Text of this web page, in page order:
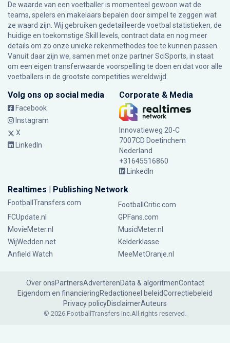
De waarde van een voetballer is momenteel gewoon wat de
teams, spelers en makelaars bepalen door simpel te zeggen wat
ze waard zijn. Wij gebruiken gedetailleerde voetbal statistieken, de
huidige en toekomstige Skill levels, contract data en nog meer
details om zo onze unieke rekenmethodes toe te kunnen passen.
Vanuit daar zijn we, samen met onze partner SciSports, in staat
om een eigen transferwaarde voorspelling te doen en dat voor alle
voetballers in de grootste competities wereldwijd.
Volg ons op social media
Facebook
Instagram
X
LinkedIn
Corporate & Media
Innovatieweg 20-C
7007CD Doetinchem
Nederland
+31645516860
LinkedIn
Realtimes | Publishing Network
FootballTransfers.com
FootballCritic.com
FCUpdate.nl
GPFans.com
MovieMeter.nl
MusicMeter.nl
WijWedden.net
Kelderklasse
Anfield Watch
MeeMetOranje.nl
Over onsPartnersAdverterenData & algoritmenContact
Eigendom en financieringRedactioneel beleidCorrectiebeleid
Privacy policyDisclaimerAuteurs
© 2026 FootballTransfers Inc.All rights reserved.